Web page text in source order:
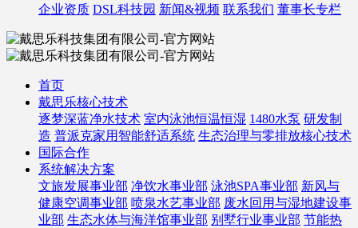
企业资质 DSL科技园 新闻&视频 联系我们 董事长专栏
首页
戴思乐核心技术
逐梦深蓝净水技术 室内泳池恒温恒湿 1480水泵 研发制
造 普派克家用智能舒适系统 生态治理与零排放核心技术
国际合作
系统解决方案
文旅发展事业部 净饮水事业部 泳池SPA事业部 新风与
健康空调事业部 喷泉水艺事业部 废水回用与湿地建设事
业部 生态水体与海洋馆事业部 别墅行业事业部 节能热